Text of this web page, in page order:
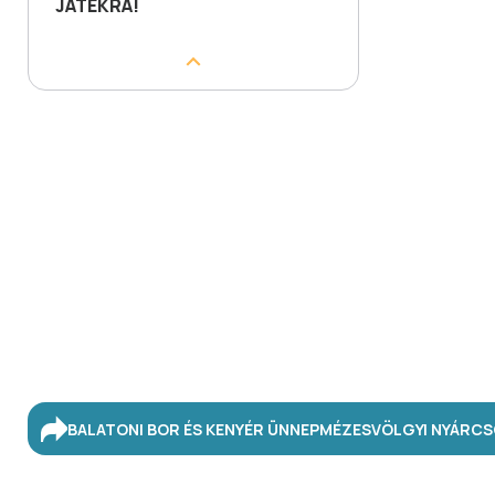
JÁTÉKRA!
BALATONI BOR ÉS KENYÉR ÜNNEPMÉZESVÖLGYI NYÁR